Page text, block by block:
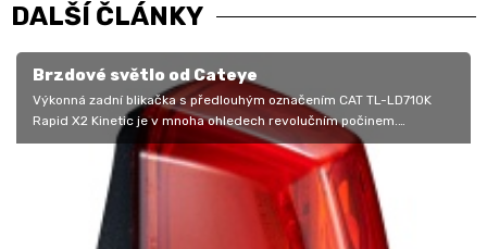
DALŠÍ ČLÁNKY
Brzdové světlo od Cateye
Výkonná zadní blikačka s předlouhým označením CAT TL-LD710K
Rapid X2 Kinetic je v mnoha ohledech revolučním počinem.
Japonská značka Cateye…